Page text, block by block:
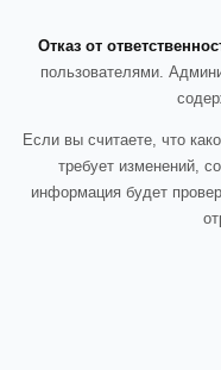
Отказ от
пользователями.
Если вы считаете, что
требует изменений,
информация будет